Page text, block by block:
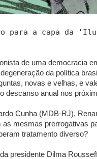
para a capa da
de uma democracia
da política
novas e velhas, e
descanso anual nos
Cunha (MDB-RJ),
mesmas prerrogativas
tratamento diverso?
presidente Dilma